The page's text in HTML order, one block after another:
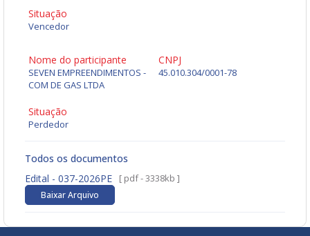
Situação
Vencedor
Nome do participante
SEVEN EMPREENDIMENTOS -
COM DE GAS LTDA
CNPJ
45.010.304/0001-78
Situação
Perdedor
Todos os documentos
Edital - 037-2026PE
[ pdf - 3338kb ]
Baixar Arquivo